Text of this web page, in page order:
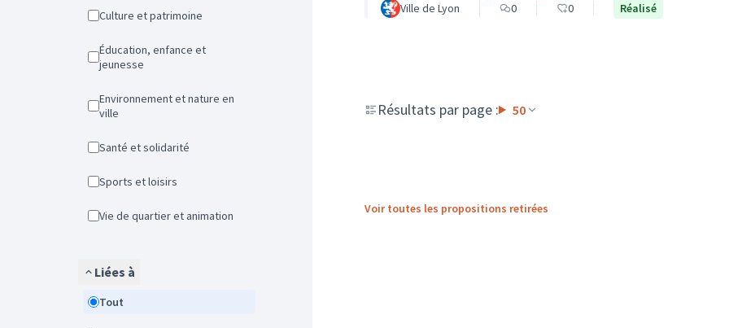
Culture et patrimoine
Éducation, enfance et
jeunesse
Environnement et nature en
ville
Santé et solidarité
Sports et loisirs
Vie de quartier et animation
Liées à
Tout
Ville de Lyon 0 0 Réalisé
Résultats par page : 50
Voir toutes les propositions retirées